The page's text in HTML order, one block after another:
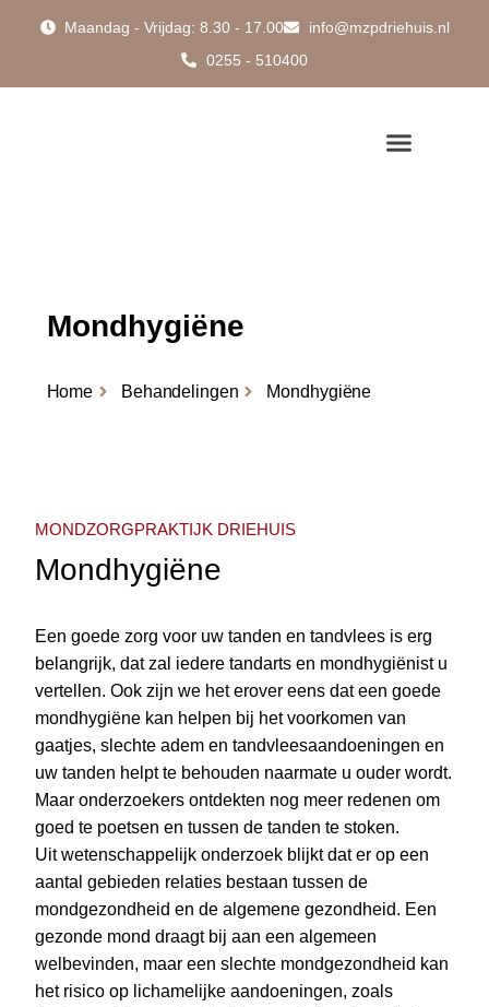
Maandag - Vrijdag: 8.30 - 17.00
info@mzpdriehuis.nl
0255 - 510400
Mondhygiëne
Home Behandelingen Mondhygiëne
MONDZORGPRAKTIJK DRIEHUIS
Mondhygiëne
Een goede zorg voor uw tanden en tandvlees is erg
belangrijk, dat zal iedere tandarts en mondhygiënist u
vertellen. Ook zijn we het erover eens dat een goede
mondhygiëne kan helpen bij het voorkomen van
gaatjes, slechte adem en tandvleesaandoeningen en
uw tanden helpt te behouden naarmate u ouder wordt.
Maar onderzoekers ontdekten nog meer redenen om
goed te poetsen en tussen de tanden te stoken.
Uit wetenschappelijk onderzoek blijkt dat er op een
aantal gebieden relaties bestaan tussen de
mondgezondheid en de algemene gezondheid. Een
gezonde mond draagt bij aan een algemeen
welbevinden, maar een slechte mondgezondheid kan
het risico op lichamelijke aandoeningen, zoals